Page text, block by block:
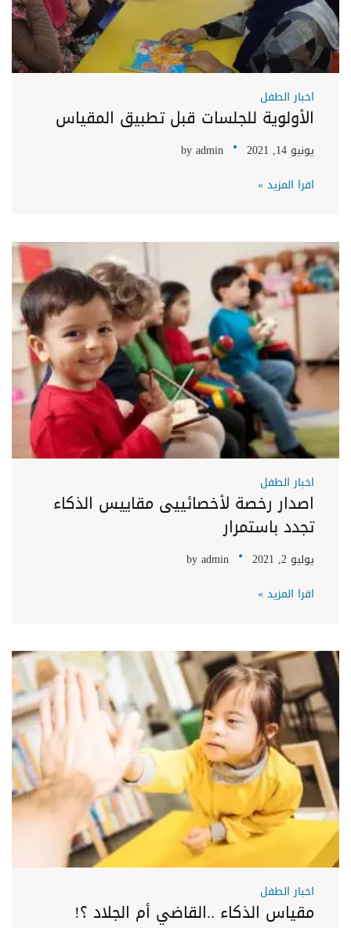
اخبار الطفل
الأولوية للجلسات قبل تطبيق المقياس
يونيو 14, 2021 byadmin
اقرا المزيد »
اخبار الطفل
اصدار رخصة لأخصائييى مقاييس الذكاء
تجدد باستمرار
يوليو 2, 2021 byadmin
اقرا المزيد »
اخبار الطفل
مقياس الذكاء ..القاضي أم الجلاد ؟!